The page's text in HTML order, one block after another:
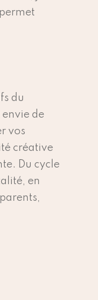
du
de
vos
créative
Du cycle
en